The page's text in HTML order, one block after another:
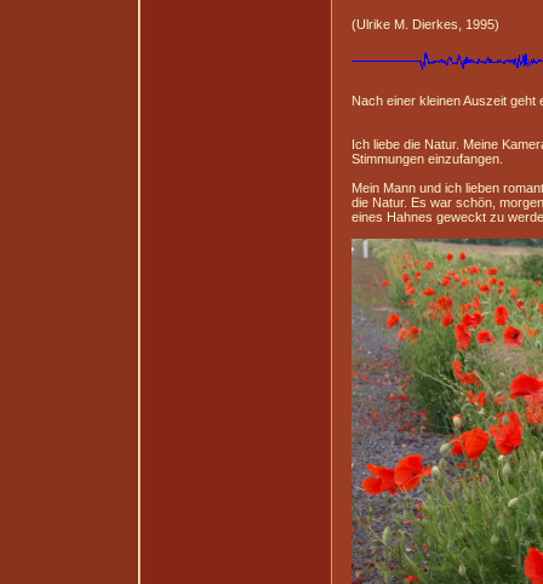
(Ulrike M. Dierkes, 1995)
Nach einer kleinen Auszeit geht
Ich liebe die Natur. Meine
Stimmungen einzufangen.
Mein Mann und ich lieben
die Natur. Es war schön,
eines Hahnes geweckt zu